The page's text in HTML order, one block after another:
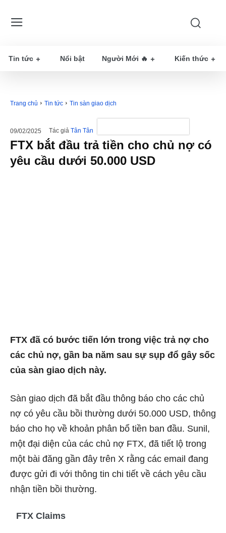
Tin tức Nổi bật Người Mới 🔥 Kiến thức
Trang chủ Tin tức Tin sàn giao dịch
09/02/2025 Tác giả Tân Tân
FTX bắt đầu trả tiền cho chủ nợ có
yêu cầu dưới 50.000 USD
FTX đã có bước tiến lớn trong việc trả nợ cho
các chủ nợ, gần ba năm sau sự sụp đổ gây sốc
của sàn giao dịch này.
Sàn giao dịch đã bắt đầu thông báo cho các chủ
nợ có yêu cầu bồi thường dưới 50.000 USD, thông
báo cho họ về khoản phân bổ tiền ban đầu. Sunil,
một đại diện của các chủ nợ FTX, đã tiết lộ trong
một bài đăng gần đây trên X rằng các email đang
được gửi đi với thông tin chi tiết về cách yêu cầu
nhận tiền bồi thường.
FTX Claims